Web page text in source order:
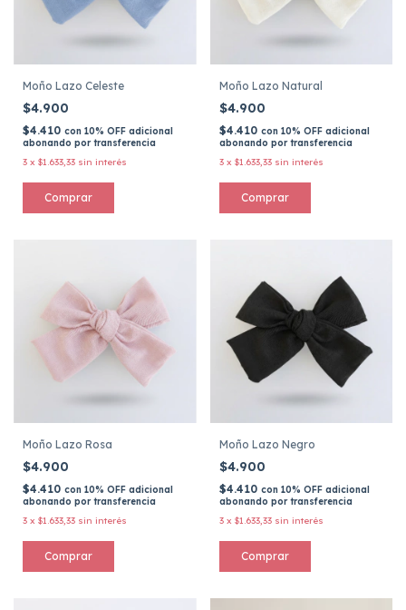
Moño Lazo Celeste
$4.900
$4.410 con 10% OFF adicional
abonando por transferencia
3 x $1.633,33 sin interés
Moño Lazo Natural
$4.900
$4.410 con 10% OFF adicional
abonando por transferencia
3 x $1.633,33 sin interés
Moño Lazo Rosa
$4.900
$4.410 con 10% OFF adicional
abonando por transferencia
3 x $1.633,33 sin interés
Moño Lazo Negro
$4.900
$4.410 con 10% OFF adicional
abonando por transferencia
3 x $1.633,33 sin interés